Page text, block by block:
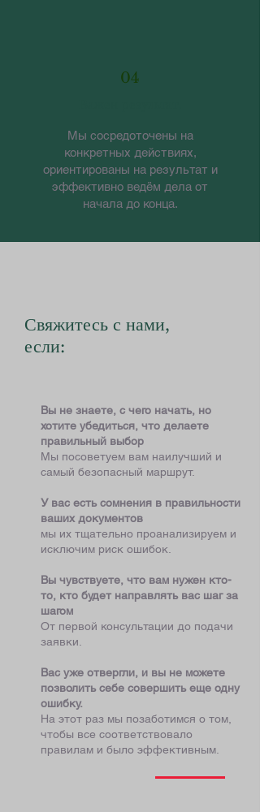
Свяжитесь с нами,
если:
Вы не знаете, с чего начать, но
хотите убедиться, что делаете
правильный выбор
Мы посоветуем вам наилучший и
самый безопасный маршрут.
У вас есть сомнения в правильности
ваших документов
мы их тщательно проанализируем и
исключим риск ошибок.
Вы чувствуете, что вам нужен кто-
то, кто будет направлять вас шаг за
шагом
От первой консультации до подачи
заявки.
Вас уже отвергли, и вы не можете
позволить себе совершить еще одну
ошибку.
На этот раз мы позаботимся о том,
чтобы все соответствовало
правилам и было эффективным.
04
Мы сосредоточены на
конкретных действиях,
ориентированы на результат и
эффективно ведём дела от
начала до конца.